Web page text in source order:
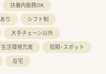
扶養内勤務OK
り
シフト制
大手チェーン以外
生活環境充実
短期・スポット
在宅